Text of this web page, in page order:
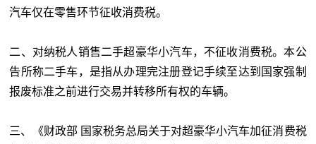
汽车仅在零售环节征收消费税。
二、对纳税人销售二手超豪华小汽车，不征收消费税。本公
告所称二手车，是指从办理完注册登记手续至达到国家强制
报废标准之前进行交易并转移所有权的车辆。
三、《财政部 国家税务总局关于对超豪华小汽车加征消费税